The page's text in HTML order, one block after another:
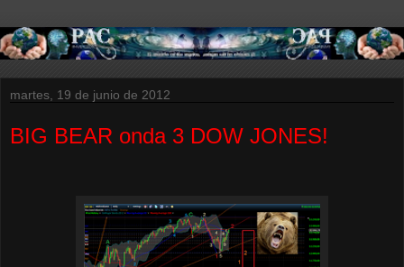
martes, 19 de junio de 2012
BIG BEAR onda 3 DOW JONES!